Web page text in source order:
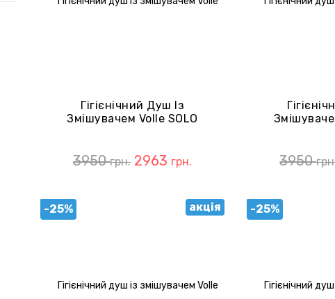
Гігієнічний Душ Із
Змішувачем Volle SOLO
3950грн. 2963 грн. 3950
-25% акція -25%